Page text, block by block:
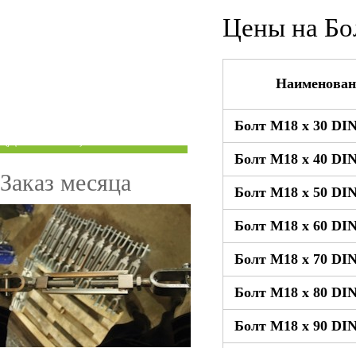
Цены на
Болт М18 x 30
Болт М18 x 40
Болт М18 x 50
Болт М18 x 60
Болт М18 x 70
Болт М18 x 80
Болт М18 x 90
Заказ месяца